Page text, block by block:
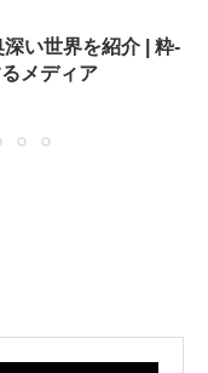
い世界を紹介 | 粋-
メディア